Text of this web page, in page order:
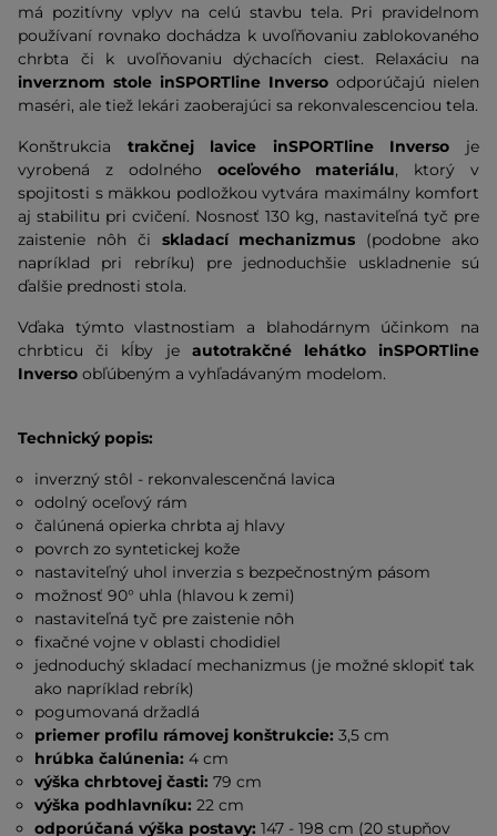
má pozitívny vplyv na celú stavbu tela. Pri pravidelnom
používaní rovnako dochádza k uvoľňovaniu zablokovaného
chrbta či k uvoľňovaniu dýchacích ciest. Relaxáciu na
inverznom stole inSPORTline Inverso odporúčajú nielen
maséri, ale tiež lekári zaoberajúci sa rekonvalescenciou tela.
Konštrukcia trakčnej lavice inSPORTline Inverso je
vyrobená z odolného oceľového materiálu, ktorý v
spojitosti s mäkkou podložkou vytvára maximálny komfort
aj stabilitu pri cvičení. Nosnosť 130 kg, nastaviteľná tyč pre
zaistenie nôh či skladací mechanizmus (podobne ako
napríklad pri rebríku) pre jednoduchšie uskladnenie sú
ďalšie prednosti stola.
Vďaka týmto vlastnostiam a blahodárnym účinkom na
chrbticu či kĺby je autotrakčné lehátko inSPORTline
Inverso obľúbeným a vyhľadávaným modelom.
Technický popis:
inverzný stôl - rekonvalescenčná lavica
odolný oceľový rám
čalúnená opierka chrbta aj hlavy
povrch zo syntetickej kože
nastaviteľný uhol inverzia s bezpečnostným pásom
možnosť 90° uhla (hlavou k zemi)
nastaviteľná tyč pre zaistenie nôh
fixačné vojne v oblasti chodidiel
jednoduchý skladací mechanizmus (je možné sklopiť tak
ako napríklad rebrík)
pogumovaná držadlá
priemer profilu rámovej konštrukcie: 3,5 cm
hrúbka čalúnenia: 4 cm
výška chrbtovej časti: 79 cm
výška podhlavníku: 22 cm
odporúčaná výška postavy: 147 - 198 cm (20 stupňov